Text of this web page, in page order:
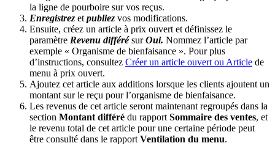
la ligne de pourboire sur vos reçus.
Enregistrez etpubliez vos modifications.
Ensuite, créez un article à prix ouvert et définissez le
paramètre Revenu différésurOui. Nommez l’article par
exemple « Organisme de bienfaisance ». Pour plus
d’instructions, consultez Créer un article ouvert ou Article de
menu à prix ouvert.
Ajoutez cet article aux additions lorsque les clients ajoutent un
montant sur le reçu pour l’organisme de bienfaisance.
Les revenus de cet article seront maintenant regroupés dans la
section Montantdifféré du rapportSommaire des ventes, et
le revenu total de cet article pour une certaine période peut
être consulté dans le rapportVentilation du menu.